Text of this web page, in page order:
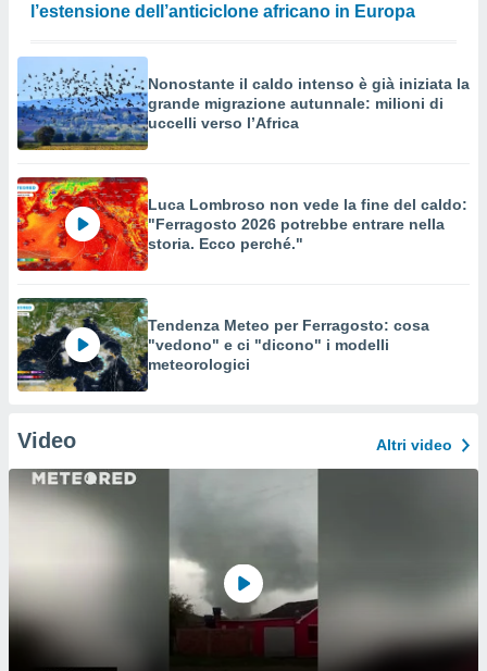
l’estensione dell’anticiclone africano in Europa
Nonostante il caldo intenso è già iniziata la
grande migrazione autunnale: milioni di
uccelli verso l’Africa
Luca Lombroso non vede la fine del caldo:
"Ferragosto 2026 potrebbe entrare nella
storia. Ecco perché."
Tendenza Meteo per Ferragosto: cosa
"vedono" e ci "dicono" i modelli
meteorologici
Video Altri video